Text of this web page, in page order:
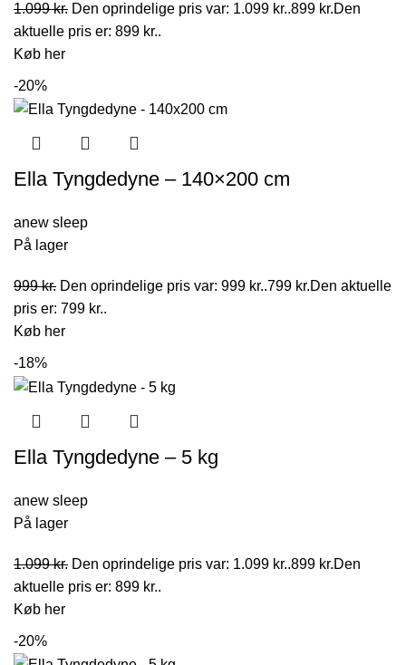
1.099kr. Den oprindelige pris var: 1.099 kr..899 kr.Den
aktuelle pris er: 899 kr..
Køb her
-20%
Ella Tyngdedyne – 140×200 cm
anew sleep
På lager
999kr. Den oprindelige pris var: 999 kr..799 kr.Den aktuelle
pris er: 799 kr..
Køb her
-18%
Ella Tyngdedyne – 5 kg
anew sleep
På lager
1.099kr. Den oprindelige pris var: 1.099 kr..899 kr.Den
aktuelle pris er: 899 kr..
Køb her
-20%